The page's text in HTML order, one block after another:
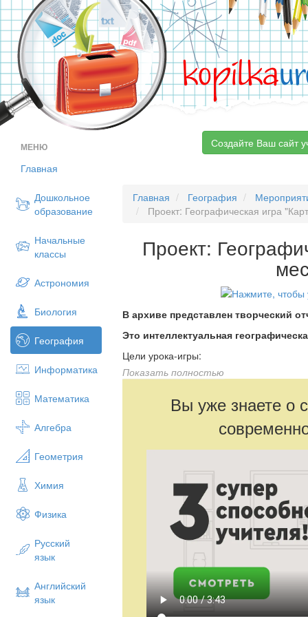
kopilka
МЕНЮ
Главная
Дошкольное
образование
Начальные
классы
Астрономия
Биология
География
Информатика
Математика
Алгебра
Геометрия
Химия
Физика
Русский
язык
Английский
язык
Создайте Ваш сайт
Главная География
Проект: Географическая игра
Проект:
В архиве представлен творческий
Это интеллектуальная
Цели урока-игры:
Образовательная: организовать
Воспитательная:развитие
приобретении знаний.
Задачи урока:
Выявить качество и уровень
полученными при изучении
Создать условия для реальной
Оборудование:
Компьютер, проектор.
Игра составлена по подобию
Учащиеся делятся на 3-5 команд.
Жюри (из 2 учителей) подсчитывают
Показать полностью
Вы уже знаете о